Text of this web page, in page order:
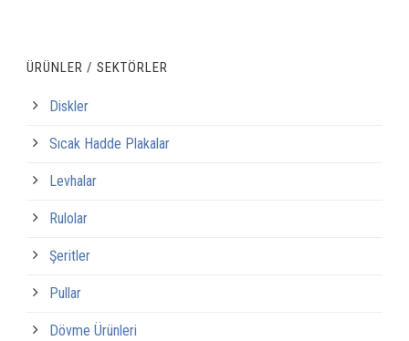
ÜRÜNLER / SEKTÖRLER
Diskler
Sıcak Hadde Plakalar
Levhalar
Rulolar
Şeritler
Pullar
Dövme Ürünleri